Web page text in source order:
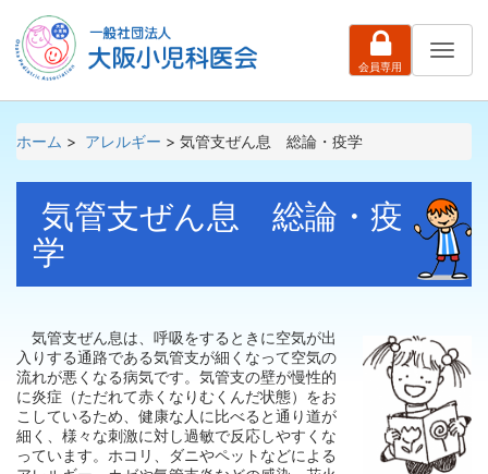
ナ
シ
会員専用
ホーム > アレルギー > 気管支ぜん息 総論・疫学
気管支ぜん息 総論・疫
学
気管支ぜん息は、呼吸をするときに空気が出
入りする通路である気管支が細くなって空気の
流れが悪くなる病気です。気管支の壁が慢性的
に炎症（ただれて赤くなりむくんだ状態）をお
こしているため、健康な人に比べると通り道が
細く、様々な刺激に対し過敏で反応しやすくな
っています。ホコリ、ダニやペットなどによる